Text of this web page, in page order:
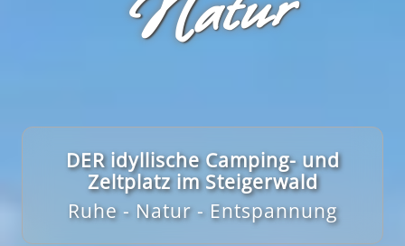
DER idyllische Camping- und
Zeltplatz im Steigerwald
Ruhe - Natur - Entspannung